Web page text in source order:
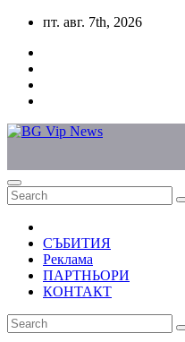
Skip
content
пт. авг. 7th, 2026
СЪБИТИЯ
Реклама
ПАРТНЬОРИ
КОНТАКТ